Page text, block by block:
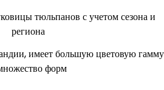
имеет большую цветовую гамму
форм